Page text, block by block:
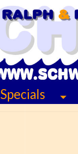
Specials